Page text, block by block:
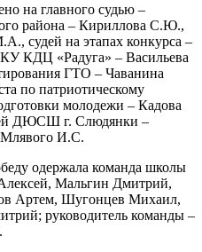
на главного судью –
района – Кириллова С.Ю.,
судей на этапах конкурса –
КДЦ «Радуга» – Васильева
ГТО – Чаванина
по патриотическому
молодежи – Кадова
ДЮСШ г. Слюдянки –
И.С.
одержала команда школы
Мальгин Дмитрий,
Артем, Шугонцев Михаил,
руководитель команды –